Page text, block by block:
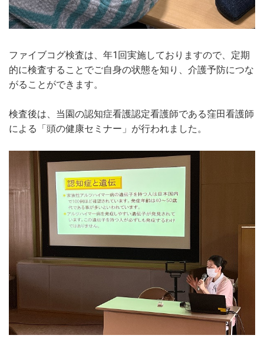
ファイブコグ検査は、年1回実施しておりますので、定期
的に検査することでご自身の状態を知り、介護予防につな
がることができます。
検査後は、当園の認知症看護認定看護師である窪田看護師
による「頭の健康セミナー」が行われました。